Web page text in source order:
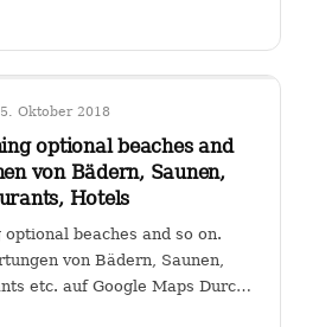
Oktober 2018
optional beaches and
von Bädern, Saunen,
Hotels
beaches and so on.
von Bädern, Saunen,
etc. auf Google Maps Durch